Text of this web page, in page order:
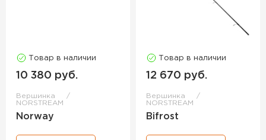
Товар в наличии
10 380 руб.
Вершинка
NORSTREAM
Norway
Товар в наличии
12 670 руб.
Вершинка
NORSTREAM
Bifrost